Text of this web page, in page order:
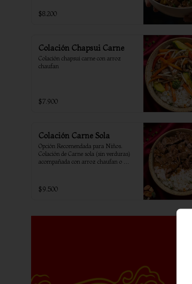
$8.200
Colación Chapsui Carne
Colación chapsui carne con arroz
chaufan
$7.900
Colación Carne Sola
Opción Recomendada para Niños.
Colación de Carne sola (sin verduras)
acompañada con arroz chaufan o
$9.500